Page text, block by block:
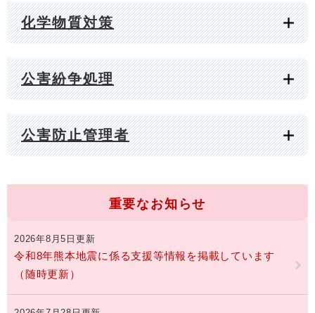
化学物質対策
公害紛争処理
公害防止管理者
重要なお知らせ
2026年8月5日更新
令和8年熊本地震に係る支援等情報を掲載しています
（随時更新）